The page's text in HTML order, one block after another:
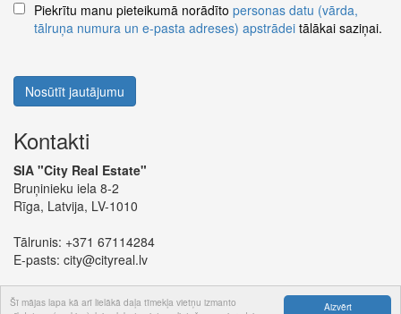
Aizvērt
Šī mājas lapa kā arī lielākā daļa tīmekļa vietņu izmanto
Piekrītu manu pieteikumā norādīto personas datu (vārda,
tālruņa numura un e-pasta adreses) apstrādei tālākai saziņai.
Nosūtīt jautājumu
Kontakti
SIA "City Real Estate"
Bruņinieku iela 8-2
Rīga, Latvija, LV-1010
Tālrunis: +371 67114284
E-pasts: city@cityreal.lv